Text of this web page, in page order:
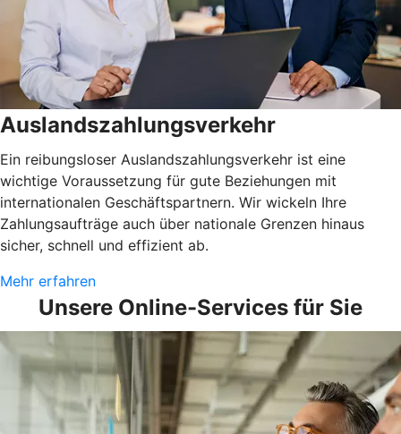
Auslandszahlungsverkehr
Ein reibungsloser Auslandszahlungsverkehr ist eine
wichtige Voraussetzung für gute Beziehungen mit
internationalen Geschäftspartnern. Wir wickeln Ihre
Zahlungsaufträge auch über nationale Grenzen hinaus
sicher, schnell und effizient ab.
Mehr erfahren
Unsere Online-Services für Sie